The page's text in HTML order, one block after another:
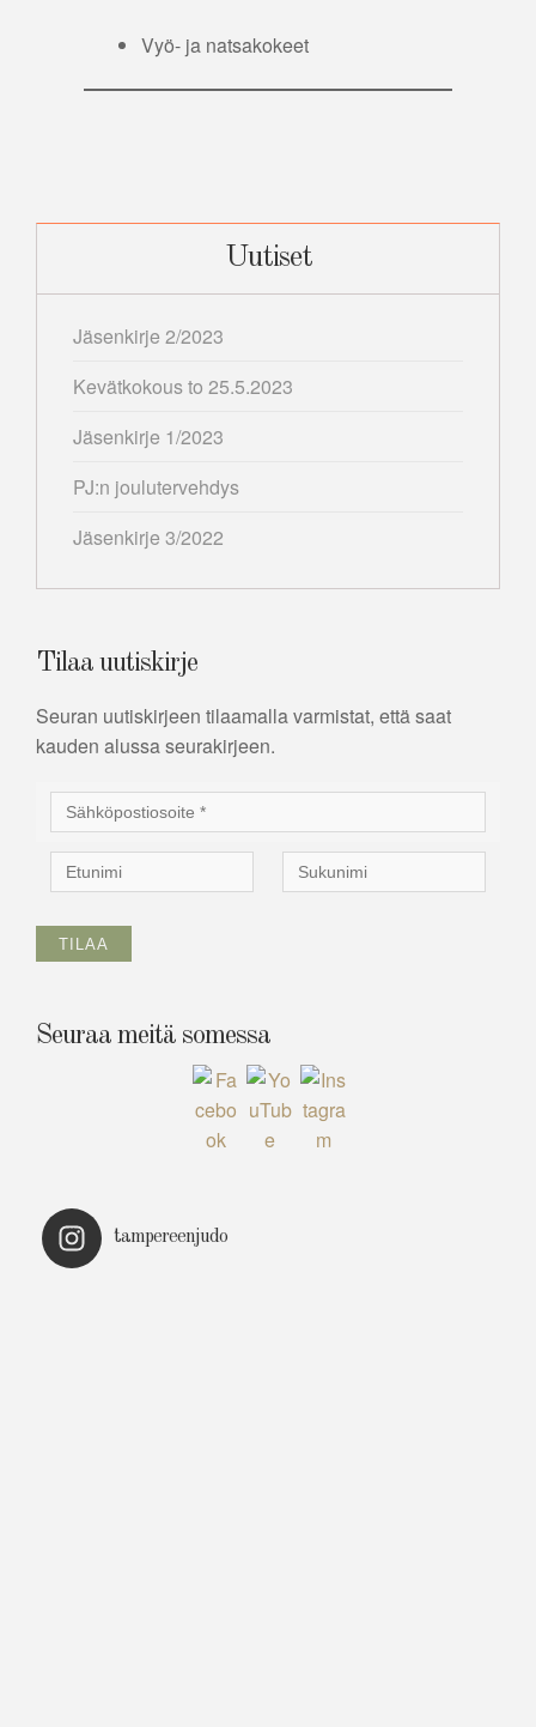
Vyö- ja natsakokeet
Uutiset
Jäsenkirje 2/2023
Kevätkokous to 25.5.2023
Jäsenkirje 1/2023
PJ:n joulutervehdys
Jäsenkirje 3/2022
Tilaa uutiskirje
Seuran uutiskirjeen tilaamalla varmistat, että saat
kauden alussa seurakirjeen.
Seuraa meitä somessa
tampereenjudo